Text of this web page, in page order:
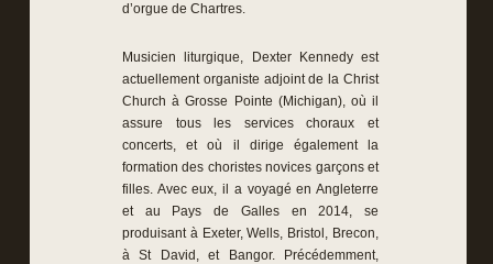
d’orgue de Chartres.
Musicien liturgique, Dexter Kennedy est
actuellement organiste adjoint de la Christ
Church à Grosse Pointe (Michigan), où il
assure tous les services choraux et
concerts, et où il dirige également la
formation des choristes novices garçons et
filles. Avec eux, il a voyagé en Angleterre
et au Pays de Galles en 2014, se
produisant à Exeter, Wells, Bristol, Brecon,
à St David, et Bangor. Précédemment,